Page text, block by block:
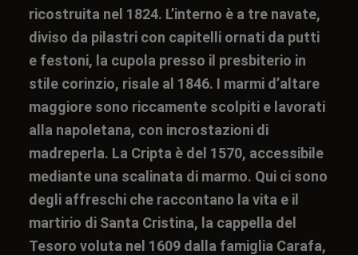
ricostruita nel 1824. L’interno è a tre navate,
diviso da pilastri con capitelli ornati da putti
e festoni, la cupola presso il presbiterio in
stile corinzio, risale al 1846. I marmi d’altare
maggiore sono riccamente scolpiti e lavorati
alla napoletana, con incrostazioni di
madreperla. La Cripta è del 1570, accessibile
mediante una scalinata di marmo. Qui ci sono
degli affreschi che raccontano la vita e il
martirio di Santa Cristina, la cappella del
Tesoro voluta nel 1609 dalla famiglia Carafa,